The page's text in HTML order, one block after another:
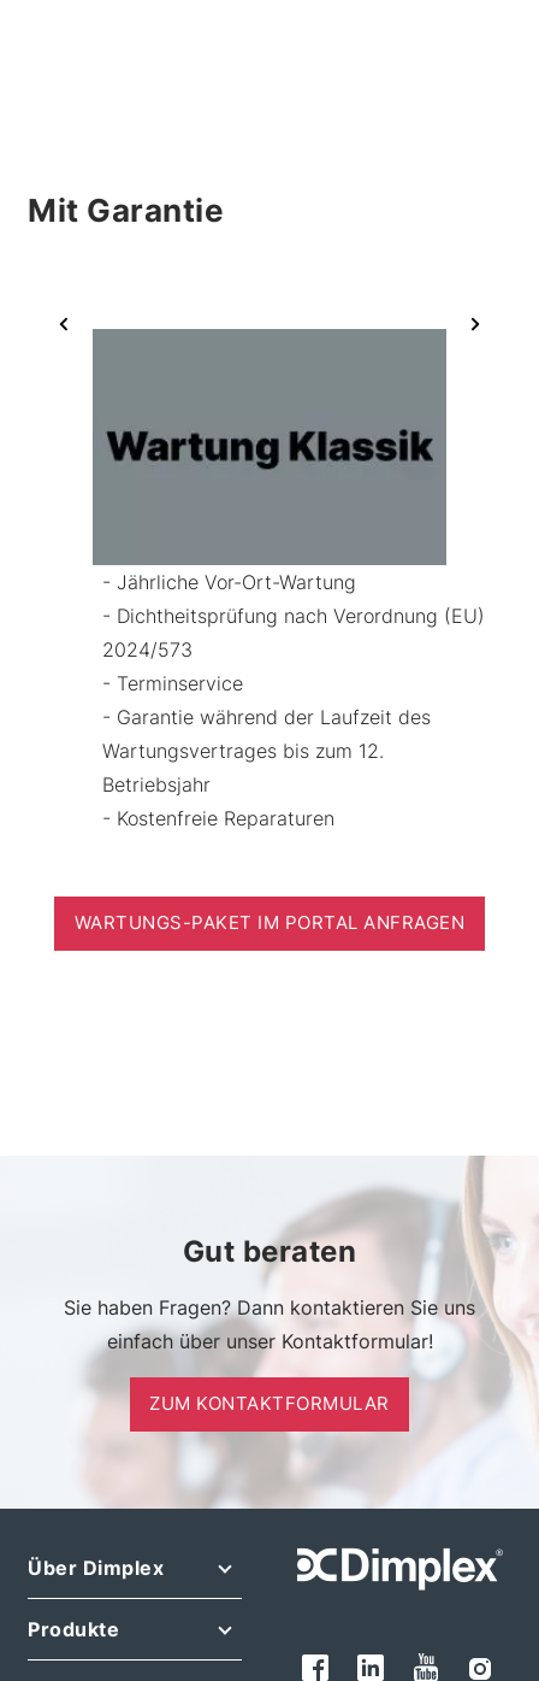
Mit Garantie
- Jährliche Vor-Ort-Wartung
- Dichtheitsprüfung nach Verordnung (EU)
2024/573
- Terminservice
- Garantie während der Laufzeit des
Wartungsvertrages bis zum 12.
Betriebsjahr
- Kostenfreie Reparaturen
WARTUNGS-PAKET IM PORTAL ANFRAGEN
Gut beraten
Sie haben Fragen? Dann kontaktieren Sie uns
einfach über unser Kontaktformular!
ZUM KONTAKTFORMULAR
Über Dimplex
Produkte